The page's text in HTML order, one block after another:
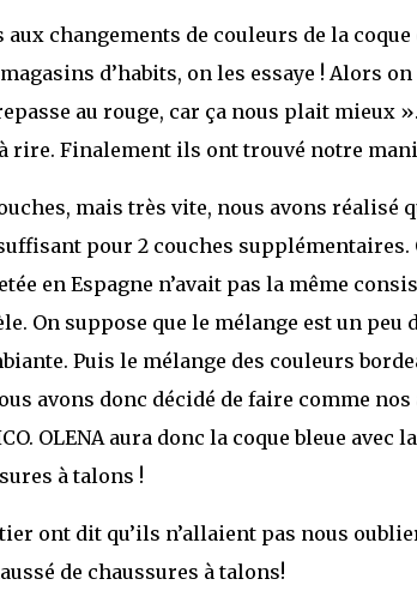
aux changements de couleurs de la
d’habits, on les essaye ! Alors
au rouge, car ça nous plait mieux
rire. Finalement ils ont trouvé notre
mais très vite, nous avons réalisé
pour 2 couches supplémentaires.
en Espagne n’avait pas la même
On suppose que le mélange est un peu
Puis le mélange des couleurs
avons donc décidé de faire comme
OLENA aura donc la coque bleue
à talons !
ont dit qu’ils n’allaient pas nous
de chaussures à talons!